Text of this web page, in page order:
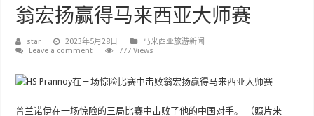
翁宏扬赢得马来西亚大师赛
star 2023年5月28日
马来西亚旅游新闻
Leave a comment
777 Views
普兰诺伊在一场惊险的三局比赛中击败了他的中国对手。 （照片来